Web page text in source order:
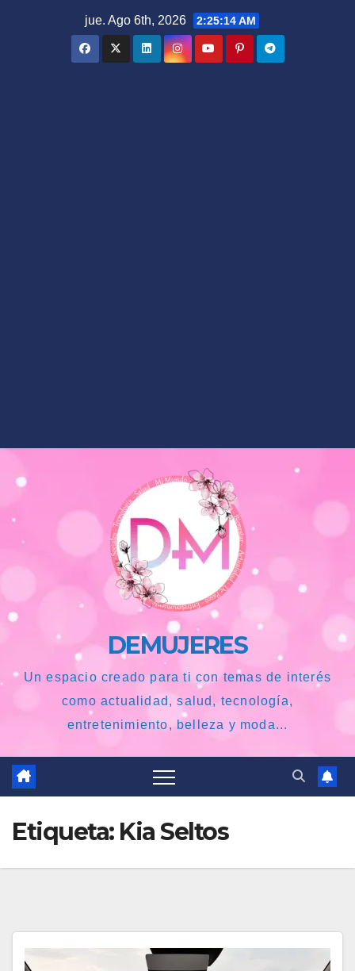
jue. Ago 6th, 2026 2:25:15 AM
DEMUJERES
Un espacio creado para ti con temas de interés
como actualidad, salud, tecnología,
entretenimiento, belleza y moda...
Etiqueta: Kia Seltos